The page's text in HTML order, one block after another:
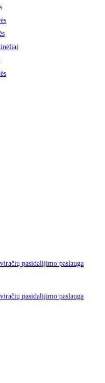
pasidalijimo paslauga
pasidalijimo paslauga